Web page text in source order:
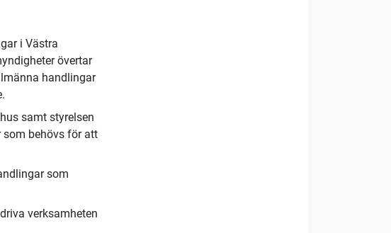
i Västra
övertar
handlingar
samt styrelsen
behövs för att
som
verksamheten